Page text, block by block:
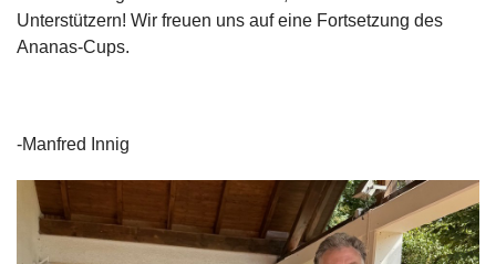
Unterstützern! Wir freuen uns auf eine Fortsetzung des
Ananas-Cups.
-Manfred Innig